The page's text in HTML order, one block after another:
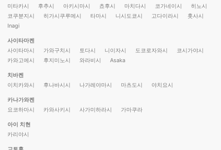
미타카시
후추시 아키시마시 쵸후시 마치다시 코가네이시
히노시
코쿠분지시
히가시쿠루메시 타마시 니시도쿄시 고다이라시
훗사시
Inagi
사이타마켄
사이타마시
가와구치시 토다시 니이자시 도코로자와시
코시가야시
카와고에시
후지미노시 와라비시 Asaka
치바켄
이치카와시
후나바시시 나가레야마시 마츠도시 야치요시
카나가와켄
요코하마시
카와사키시 사가미하라시 가마쿠라
아이 치현
카리야시